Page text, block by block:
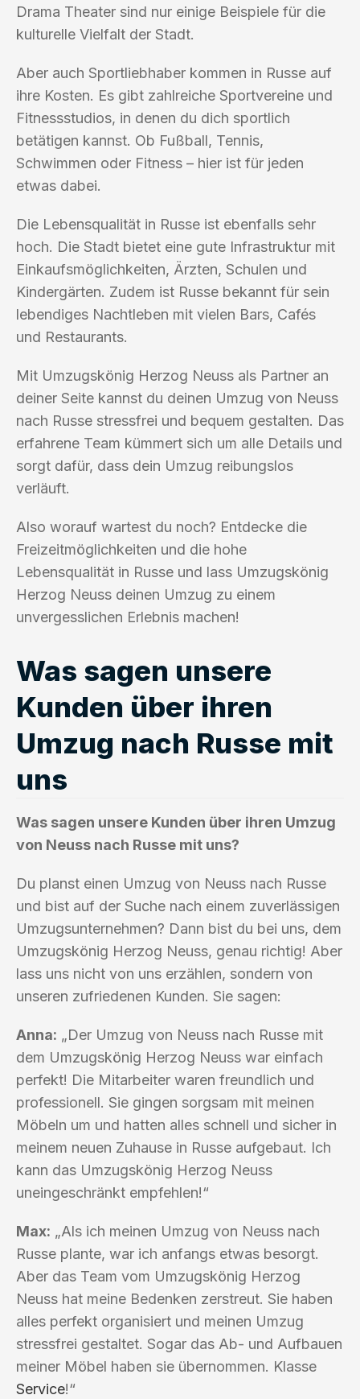
Drama Theater sind nur einige Beispiele für die
kulturelle Vielfalt der Stadt.
Aber auch Sportliebhaber kommen in Russe auf
ihre Kosten. Es gibt zahlreiche Sportvereine und
Fitnessstudios, in denen du dich sportlich
betätigen kannst. Ob Fußball, Tennis,
Schwimmen oder Fitness – hier ist für jeden
etwas dabei.
Die Lebensqualität in Russe ist ebenfalls sehr
hoch. Die Stadt bietet eine gute Infrastruktur mit
Einkaufsmöglichkeiten, Ärzten, Schulen und
Kindergärten. Zudem ist Russe bekannt für sein
lebendiges Nachtleben mit vielen Bars, Cafés
und Restaurants.
Mit Umzugskönig Herzog Neuss als Partner an
deiner Seite kannst du deinen Umzug von Neuss
nach Russe stressfrei und bequem gestalten. Das
erfahrene Team kümmert sich um alle Details und
sorgt dafür, dass dein Umzug reibungslos
verläuft.
Also worauf wartest du noch? Entdecke die
Freizeitmöglichkeiten und die hohe
Lebensqualität in Russe und lass Umzugskönig
Herzog Neuss deinen Umzug zu einem
unvergesslichen Erlebnis machen!
Was sagen unsere
Kunden über ihren
Umzug nach Russe mit
uns
Was sagen unsere Kunden über ihren Umzug
von Neuss nach Russe mit uns?
Du planst einen Umzug von Neuss nach Russe
und bist auf der Suche nach einem zuverlässigen
Umzugsunternehmen? Dann bist du bei uns, dem
Umzugskönig Herzog Neuss, genau richtig! Aber
lass uns nicht von uns erzählen, sondern von
unseren zufriedenen Kunden. Sie sagen:
Anna: „Der Umzug von Neuss nach Russe mit
dem Umzugskönig Herzog Neuss war einfach
perfekt! Die Mitarbeiter waren freundlich und
professionell. Sie gingen sorgsam mit meinen
Möbeln um und hatten alles schnell und sicher in
meinem neuen Zuhause in Russe aufgebaut. Ich
kann das Umzugskönig Herzog Neuss
uneingeschränkt empfehlen!“
Max: „Als ich meinen Umzug von Neuss nach
Russe plante, war ich anfangs etwas besorgt.
Aber das Team vom Umzugskönig Herzog
Neuss hat meine Bedenken zerstreut. Sie haben
alles perfekt organisiert und meinen Umzug
stressfrei gestaltet. Sogar das Ab- und Aufbauen
meiner Möbel haben sie übernommen. Klasse
Service!“